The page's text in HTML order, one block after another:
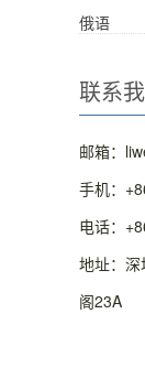
俄语
联系
邮箱：
手机：
电话：
地址：
阁23A